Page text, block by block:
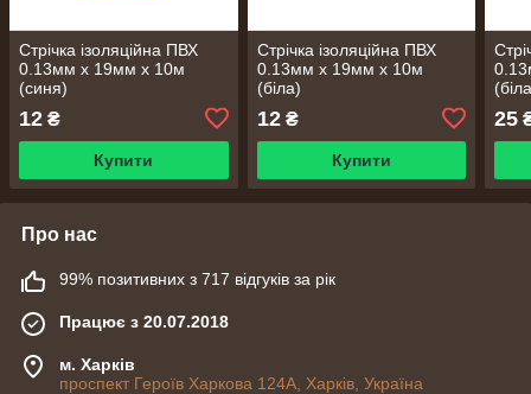
Стрічка ізоляційна ПВХ
0.13мм х 19мм х 10м
(синя)
12 ₴
Купити
Стрічка ізоляційна ПВХ
0.13мм х 19мм х 10м
(біла)
12₴
Купити
25
Про нас
99% позитивних з 717 відгуків за рік
Працює з 20.07.2018
м. Харків
проспект Героїв Харкова 124А, Харків, Україна